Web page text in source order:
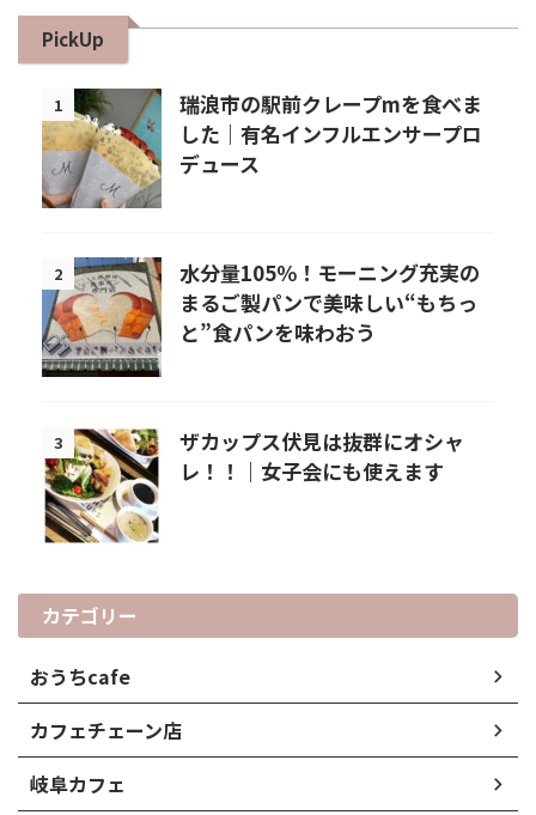
PickUp
1
瑞浪市の駅前クレープmを食べま
した｜有名インフルエンサープロ
デュース
2
水分量105％！モーニング充実の
まるご製パンで美味しい“もちっ
と”食パンを味わおう
3
ザカップス伏見は抜群にオシャ
レ！！｜女子会にも使えます
カテゴリー
おうちcafe
カフェチェーン店
岐阜カフェ